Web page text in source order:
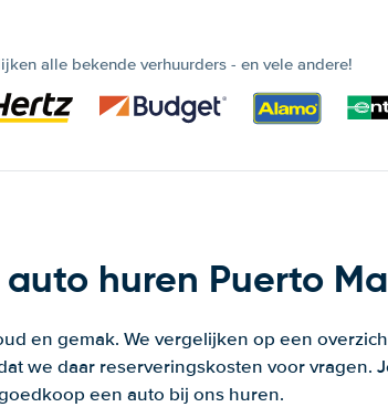
alle bekende verhuurders - en vele andere!
huren Puerto
en gemak. We vergelijken op een
we daar reserveringskosten voor vragen.
een auto bij ons huren.